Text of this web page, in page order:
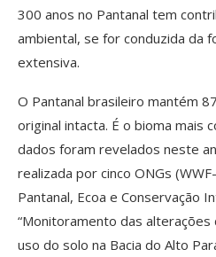
300 anos no Pantanal tem
ambiental, se for conduzida da
extensiva.
O Pantanal brasileiro mantém
original intacta. É o bioma mais
dados foram revelados neste
realizada por cinco ONGs
Pantanal, Ecoa e Conservação
“Monitoramento das
uso do solo na Bacia do Alto